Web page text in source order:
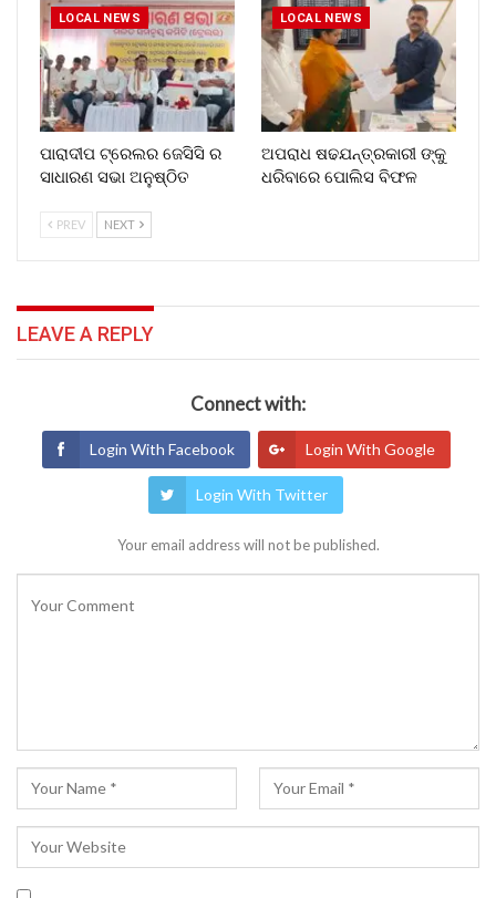
LOCAL NEWS
ପାରାଦୀପ ଟ୍ରେଲର ଜେସିସି ର
ସାଧାରଣ ସଭା ଅନୁଷ୍ଠିତ
LOCAL NEWS
ଅପରାଧ ଷଢଯନ୍ତ୍ରକାରୀ ଙ୍କୁ
ଧରିବାରେ ପୋଲିସ ବିଫଳ
PREV NEXT
LEAVE A REPLY
Connect with:
Login With Facebook Login With Google
Login With Twitter
Your email address will not be published.